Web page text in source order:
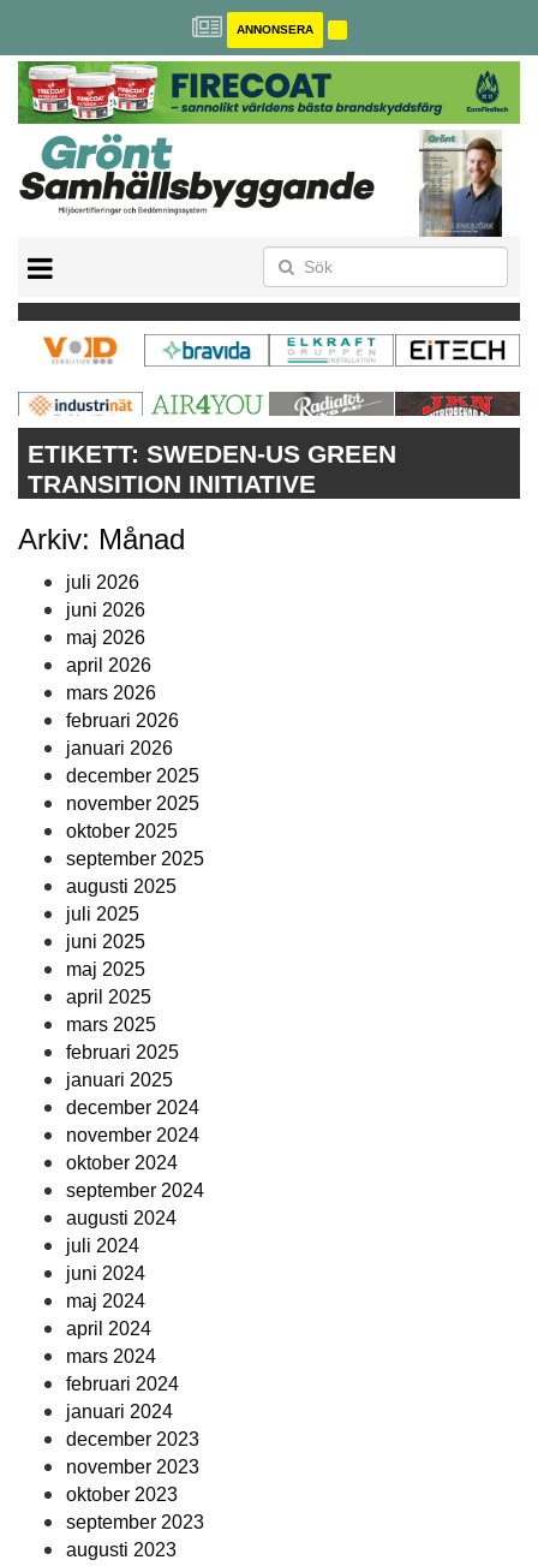
ANNONSERA
MILJÖBYGGNAD
NOLLCO2
CITYLAB
GREENBUILDING
ANNONSERA
ETIKETT: SWEDEN-US GREEN
TRANSITION INITIATIVE
Arkiv: Månad
juli 2026
juni 2026
maj 2026
april 2026
mars 2026
februari 2026
januari 2026
december 2025
november 2025
oktober 2025
september 2025
augusti 2025
juli 2025
juni 2025
maj 2025
april 2025
mars 2025
februari 2025
januari 2025
december 2024
november 2024
oktober 2024
september 2024
augusti 2024
juli 2024
juni 2024
maj 2024
april 2024
mars 2024
februari 2024
januari 2024
december 2023
november 2023
oktober 2023
september 2023
augusti 2023